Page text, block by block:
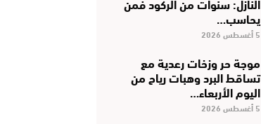
يحاسب…
5 أغسطس 2026
موجة حر وزخات رعدية مع
تساقط البرد وهبات رياح من
اليوم الأربعاء…
5 أغسطس 2026